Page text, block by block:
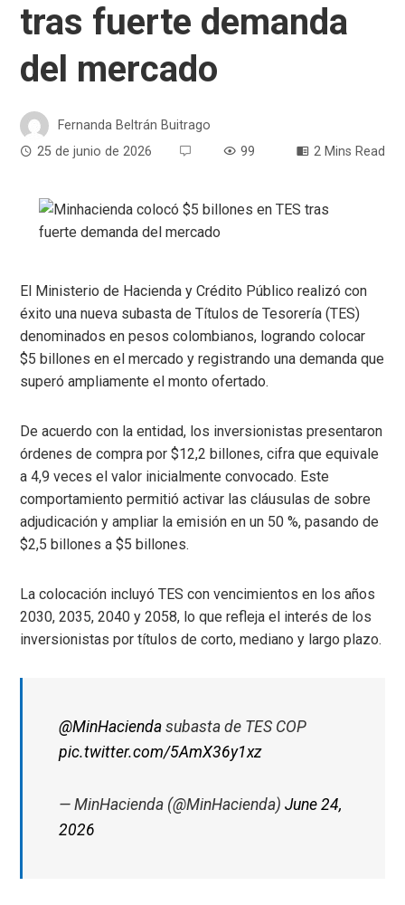
tras fuerte demanda
del mercado
Fernanda Beltrán Buitrago
25 de junio de 2026
99 2 Mins Read
El Ministerio de Hacienda y Crédito Público realizó con
éxito una nueva subasta de Títulos de Tesorería (TES)
denominados en pesos colombianos, logrando colocar
$5 billones en el mercado y registrando una demanda que
superó ampliamente el monto ofertado.
De acuerdo con la entidad, los inversionistas presentaron
órdenes de compra por $12,2 billones, cifra que equivale
a 4,9 veces el valor inicialmente convocado. Este
comportamiento permitió activar las cláusulas de sobre
adjudicación y ampliar la emisión en un 50 %, pasando de
$2,5 billones a $5 billones.
La colocación incluyó TES con vencimientos en los años
2030, 2035, 2040 y 2058, lo que refleja el interés de los
inversionistas por títulos de corto, mediano y largo plazo.
@MinHacienda subasta de TES COP
pic.twitter.com/5AmX36y1xz
— MinHacienda (@MinHacienda)June 24,
2026